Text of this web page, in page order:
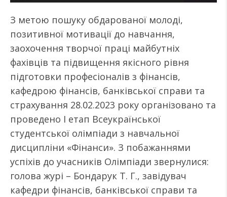
З метою пошуку обдарованої молоді,
позитивної мотивації до навчання,
заохочення творчої праці майбутніх
фахівців та підвищення якісного рівня
підготовки професіоналів з фінансів,
кафедрою фінансів, банківської справи та
страхування 28.02.2023 року організовано та
проведено I етап Всеукраїнської
студентської олімпіади з навчальної
дисципліни «Фінанси». З побажаннями
успіхів до учасників Олімпіади звернулися:
голова журі – Бондарук Т. Г., завідувач
кафедри фінансів, банківської справи та